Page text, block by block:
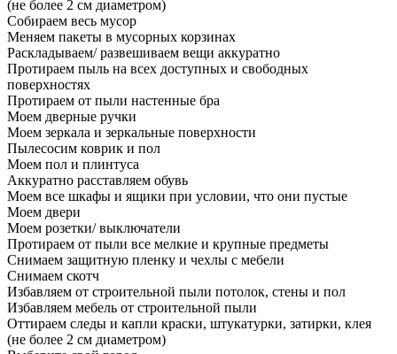
(не более 2 см диаметром)
Собираем весь мусор
Меняем пакеты в мусорных корзинах
Раскладываем/ развешиваем вещи аккуратно
Протираем пыль на всех доступных и свободных
поверхностях
Протираем от пыли настенные бра
Моем дверные ручки
Моем зеркала и зеркальные поверхности
Пылесосим коврик и пол
Моем пол и плинтуса
Аккуратно расставляем обувь
Моем все шкафы и ящики при условии, что они пустые
Моем двери
Моем розетки/ выключатели
Протираем от пыли все мелкие и крупные предметы
Снимаем защитную пленку и чехлы с мебели
Снимаем скотч
Избавляем от строительной пыли потолок, стены и пол
Избавляем мебель от строительной пыли
Оттираем следы и капли краски, штукатурки, затирки, клея
(не более 2 см диаметром)